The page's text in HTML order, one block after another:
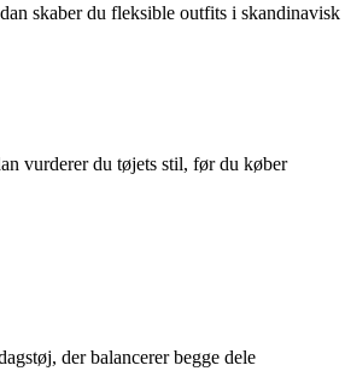
skaber du fleksible outfits i skandinavisk
vurderer du tøjets stil, før du køber
der balancerer begge dele